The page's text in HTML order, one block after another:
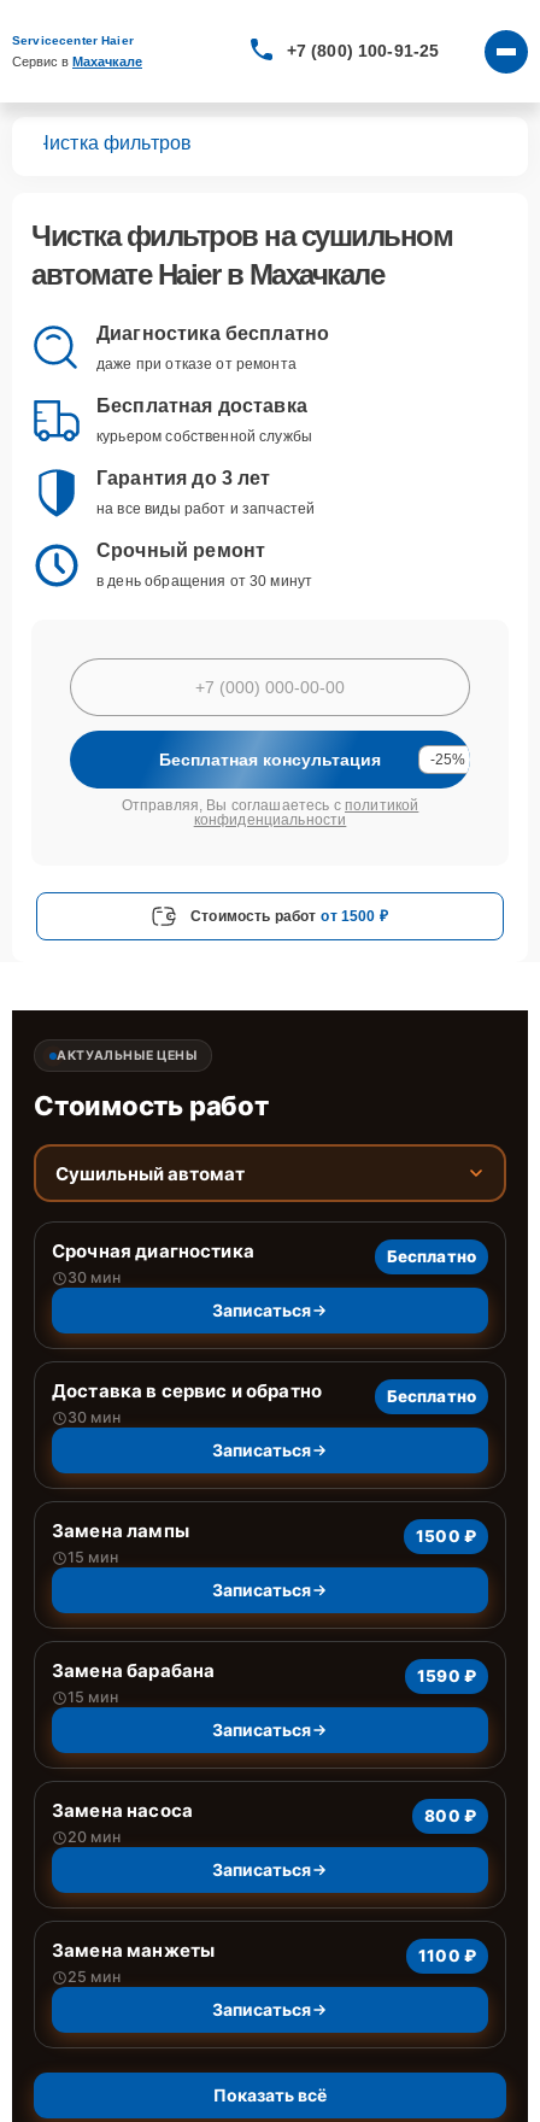
Servicecenter Haier
Сервис в Махачкале
+7 (800) 100-91-25
Чистка фильтров
Чистка фильтровна сушильном
автомате Haier в Махачкале
Диагностика бесплатно
даже при отказе от ремонта
Бесплатная доставка
курьером собственной службы
Гарантия до 3 лет
на все виды работ и запчастей
Срочный ремонт
в день обращения от 30 минут
Бесплатная консультация -25%
Отправляя, Вы соглашаетесь с политикой
конфиденциальности
Стоимость работ от 1500 ₽
АКТУАЛЬНЫЕ ЦЕНЫ
Стоимость работ
Сушильный автомат
Срочная диагностика
30 мин
Бесплатно
Записаться
Доставка в сервис и обратно
30 мин
Бесплатно
Записаться
Замена лампы
15 мин
1500 ₽
Записаться
Замена барабана
15 мин
1590 ₽
Записаться
Замена насоса
20 мин
800 ₽
Записаться
Замена манжеты
25 мин
1100 ₽
Записаться
Показать всё